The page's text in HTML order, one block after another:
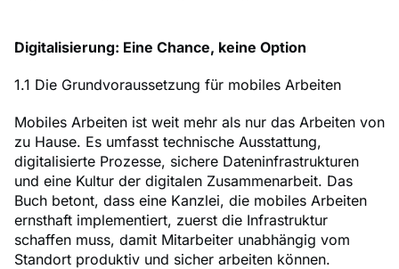
Digitalisierung: Eine Chance, keine Option
1.1 Die Grundvoraussetzung für mobiles Arbeiten
Mobiles Arbeiten ist weit mehr als nur das Arbeiten von
zu Hause. Es umfasst technische Ausstattung,
digitalisierte Prozesse, sichere Dateninfrastrukturen
und eine Kultur der digitalen Zusammenarbeit. Das
Buch betont, dass eine Kanzlei, die mobiles Arbeiten
ernsthaft implementiert, zuerst die Infrastruktur
schaffen muss, damit Mitarbeiter unabhängig vom
Standort produktiv und sicher arbeiten können.